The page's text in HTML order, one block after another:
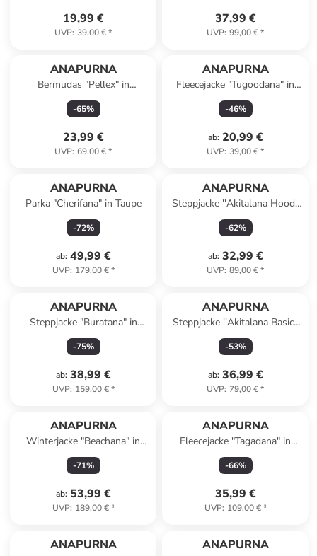
19,99 €
UVP: 39,00 €*
37,99 €
UVP: 99,00 €*
ANAPURNA
Bermudas "Pellex" in
Hellbraun
-65%
23,99 €
UVP: 69,00 €*
ANAPURNA
Fleecejacke "Tugoodana" in
Hellgrau
-46%
ab: 20,99 €
UVP: 39,00 €*
ANAPURNA
Parka "Cherifana" in Taupe
-72%
ab: 49,99 €
UVP: 179,00 €*
ANAPURNA
Steppjacke ''Akitalana Hood''
in Hellgrau
-62%
ab: 32,99 €
UVP: 89,00 €*
ANAPURNA
Steppjacke "Buratana" in
Dunkelblau
-75%
ab: 38,99 €
UVP: 159,00 €*
ANAPURNA
Steppjacke ''Akitalana Basic''
in Mint
-53%
ab: 36,99 €
UVP: 79,00 €*
ANAPURNA
Winterjacke "Beachana" in
Dunkelblau
-71%
ab: 53,99 €
UVP: 189,00 €*
ANAPURNA
Fleecejacke "Tagadana" in
Grau/ Schwarz
-66%
35,99 €
UVP: 109,00 €*
ANAPURNA ANAPURNA